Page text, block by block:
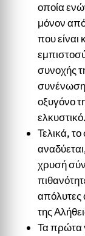
οποία
μόνον
που είναι
συνοχής
συνένωση
οξυγόνο
ελκυστικό.
Τελικά,
χρυσή
απόλυτες
της
Τα πρώτα